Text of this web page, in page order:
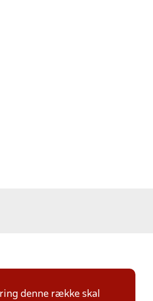
denne række skal